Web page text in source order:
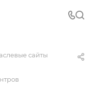
сайты